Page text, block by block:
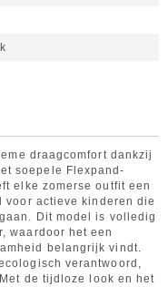
draagcomfort dankzij
soepele Flexpand-
elke zomerse outfit een
voor actieve kinderen die
Dit model is volledig
waardoor het een
belangrijk vindt.
verantwoord,
de tijdloze look en het